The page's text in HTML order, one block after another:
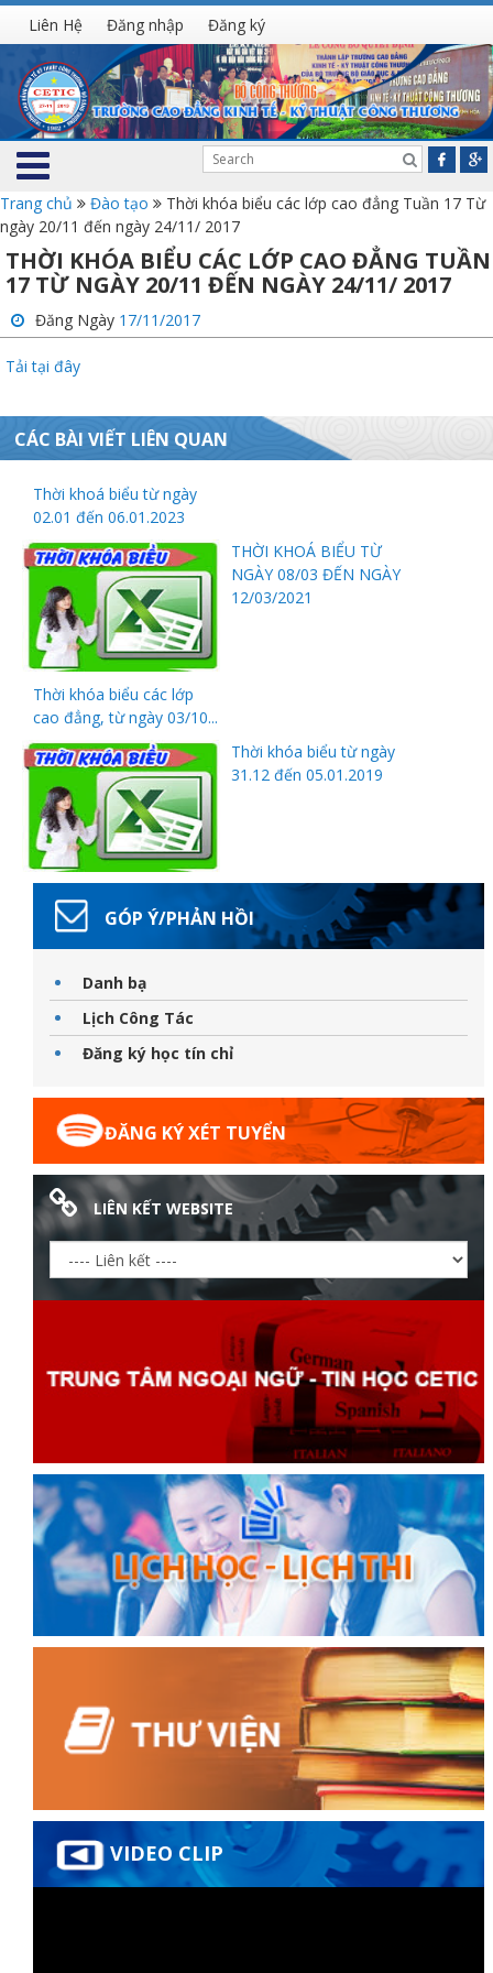
Liên Hệ Đăng nhập Đăng ký
Trang chủ Đào tạo
Thời khóa biểu các lớp cao đẳng Tuần 17 Từ
ngày 20/11 đến ngày 24/11/ 2017
THỜI KHÓA BIỂU CÁC LỚP CAO ĐẲNG TUẦN
17 TỪ NGÀY 20/11 ĐẾN NGÀY 24/11/ 2017
Đăng Ngày 17/11/2017
Tải tại đây
CÁC BÀI VIẾT LIÊN QUAN
Thời khoá biểu từ ngày
02.01 đến 06.01.2023
THỜI KHOÁ BIỂU TỪ
NGÀY 08/03 ĐẾN NGÀY
12/03/2021
Thời khóa biểu các lớp
cao đẳng, từ ngày 03/10...
Thời khóa biểu từ ngày
31.12 đến 05.01.2019
GÓP Ý/PHẢN HỒI
Danh bạ
Lịch Công Tác
Đăng ký học tín chỉ
ĐĂNG KÝ XÉT TUYỂN
LIÊN KẾT WEBSITE
VIDEO CLIP